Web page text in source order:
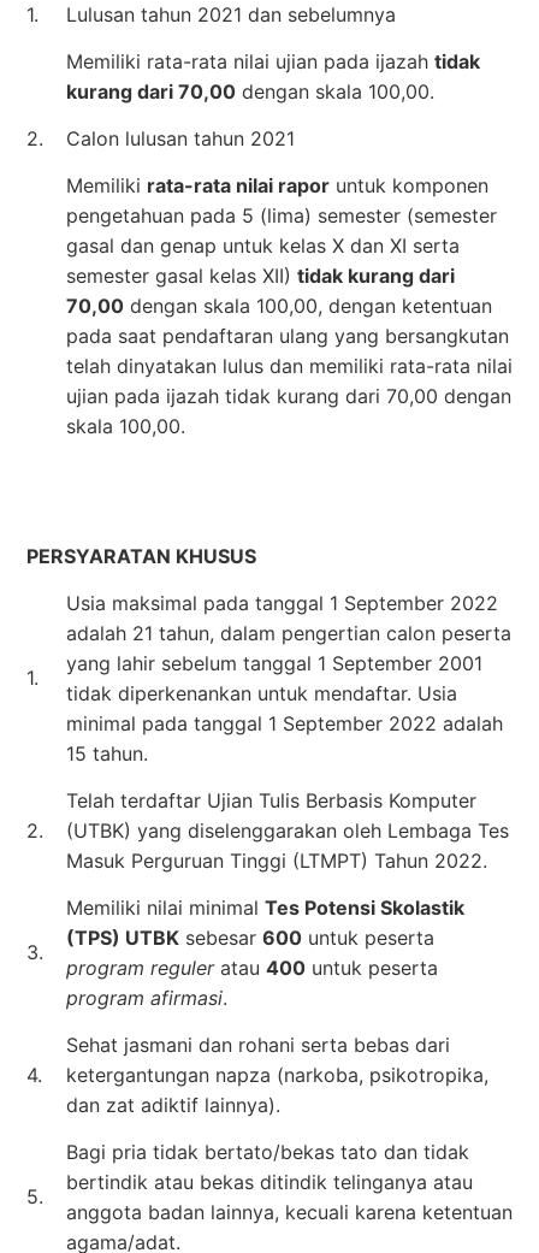
1.
Lulusan tahun 2021 dan sebelumnya
Memiliki rata-rata nilai ujian pada ijazah tidak
kurang dari 70,00 dengan skala 100,00.
2.
Calon lulusan tahun 2021
Memiliki rata-rata nilai rapor untuk komponen
pengetahuan pada 5 (lima) semester (semester
gasal dan genap untuk kelas X dan XI serta
semester gasal kelas XII) tidak kurang dari
70,00 dengan skala 100,00, dengan ketentuan
pada saat pendaftaran ulang yang bersangkutan
telah dinyatakan lulus dan memiliki rata-rata nilai
ujian pada ijazah tidak kurang dari 70,00 dengan
skala 100,00.
PERSYARATAN KHUSUS
1.
Usia maksimal pada tanggal 1 September 2022
adalah 21 tahun, dalam pengertian calon peserta
yang lahir sebelum tanggal 1 September 2001
tidak diperkenankan untuk mendaftar. Usia
minimal pada tanggal 1 September 2022 adalah
15 tahun.
2.
Telah terdaftar Ujian Tulis Berbasis Komputer
(UTBK) yang diselenggarakan oleh Lembaga Tes
Masuk Perguruan Tinggi (LTMPT) Tahun 2022.
3.
Memiliki nilai minimal Tes Potensi Skolastik
(TPS) UTBK sebesar 600 untuk peserta
program reguleratau 400 untuk peserta
program afirmasi.
4.
Sehat jasmani dan rohani serta bebas dari
ketergantungan napza (narkoba, psikotropika,
dan zat adiktif lainnya).
5.
Bagi pria tidak bertato/bekas tato dan tidak
bertindik atau bekas ditindik telinganya atau
anggota badan lainnya, kecuali karena ketentuan
agama/adat.